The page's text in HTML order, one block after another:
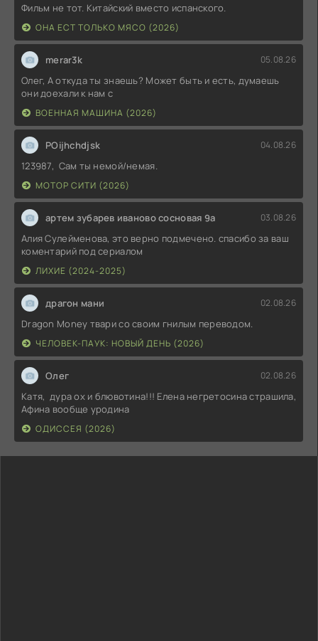
Фильм не тот. Китайский вместо испанского.
ОНА ЕСТ ТОЛЬКО МЯСО (2026)
merar3k 05.08.26
Олег, А откуда ты знаешь? Может быть и есть, думаешь
они доехали к нам с
ВОЕННАЯ МАШИНА (2026)
POijhchdjsk 04.08.26
123987, Сам ты немой/немая.
МОТОР СИТИ (2026)
артем зубарев иваново сосновая 9а 03.08.26
Алия Сулейменова, это верно подмечено. спасибо за ваш
коментарий под сериалом
ЛИХИЕ (2024-2025)
драгон мани 02.08.26
Dragon Money твари со своим гнилым переводом.
ЧЕЛОВЕК-ПАУК: НОВЫЙ ДЕНЬ (2026)
Олег 02.08.26
Катя, дура ох и блювотина!!! Елена негретосина страшила,
Афина вообще уродина
ОДИССЕЯ (2026)